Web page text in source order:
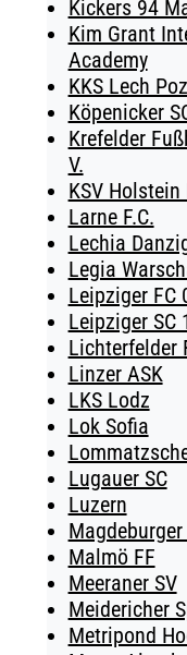
Kickers 94
Kim Grant
Academy
KKS Lech
Köpenicker
Krefelder
V.
KSV Holstein
Larne F.C.
Lechia
Legia
Leipziger FC
Leipziger SC
Lichterfelder
Linzer ASK
LKS Lodz
Lok Sofia
Lugauer SC
Luzern
Magdeburger
Malmö FF
Meeraner SV
Meidericher
Metripond